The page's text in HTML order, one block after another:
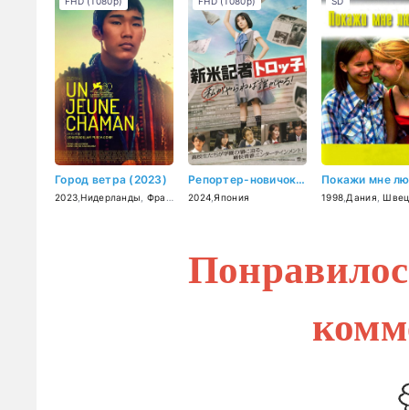
Город ветра (2023)
2023 ,Нидерланды Франция ,Германия,Португалия Катар, Монголия
Репортер-новичок Торокко: Кто, если не я? (2024)
2024 Япония 1998 Дания ,